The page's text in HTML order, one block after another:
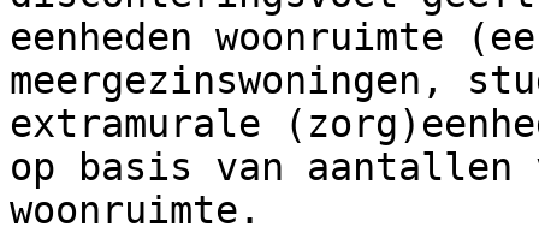
eenheden woonruimte
meergezinswoningen,
extramurale
op basis van aantallen
woonruimte.